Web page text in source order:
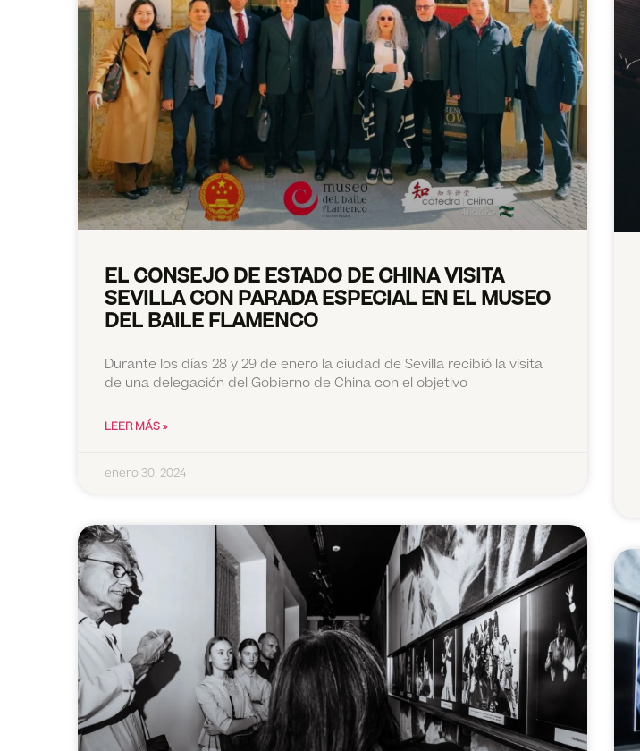
EL CONSEJO DE ESTADO DE CHINA VISITA
SEVILLA CON PARADA ESPECIAL EN EL MUSEO
DEL BAILE FLAMENCO
Durante los días 28 y 29 de enero la ciudad de Sevilla recibió la visita
de una delegación del Gobierno de China con el objetivo
LEER MÁS »
enero 30, 2024